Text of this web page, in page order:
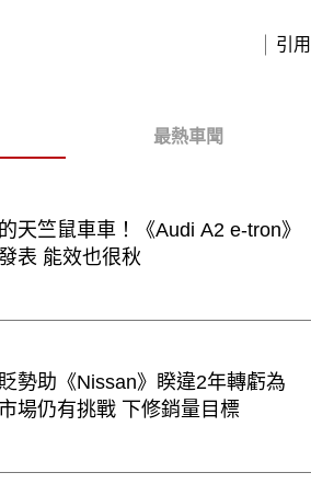
引用
最熱車聞
天竺鼠車車！《Audi A2 e-tron》
表 能效也很秋
勢助《Nissan》睽違2年轉虧為
場仍有挑戰 下修銷量目標